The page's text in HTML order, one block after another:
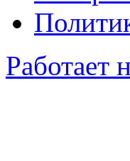
Работает
Задать вопрос